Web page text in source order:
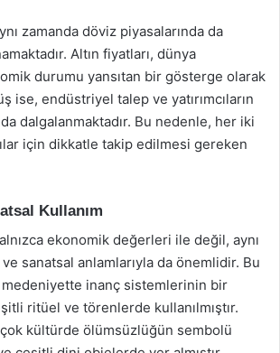
zamanda döviz piyasalarında da
Altın fiyatları, dünya
durumu yansıtan bir gösterge olarak
ise, endüstriyel talep ve yatırımcıların
dalgalanmaktadır. Bu nedenle, her iki
için dikkatle takip edilmesi gereken
Kullanım
ekonomik değerleri ile değil, aynı
sanatsal anlamlarıyla da önemlidir. Bu
inanç sistemlerinin bir
ritüel ve törenlerde kullanılmıştır.
kültürde ölümsüzlüğün sembolü